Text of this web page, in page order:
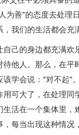
为善"的态度去处理
我们的生活都会充
自己的身边都充满欢
待他人。那么，在平
该学会说："对不起"
用可大了，在处理同
生活在一个集体里，
，每当出现这种情况